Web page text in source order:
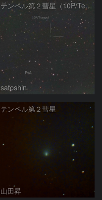
テンペル第２彗星（10P/Tempel）8/5
satoshin
テンペル第２彗星
山田昇